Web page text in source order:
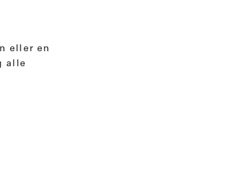
eller en
alle